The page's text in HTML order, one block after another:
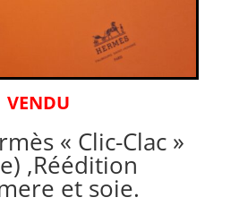
VENDU
« Clic-Clac »
,Réédition
et soie.